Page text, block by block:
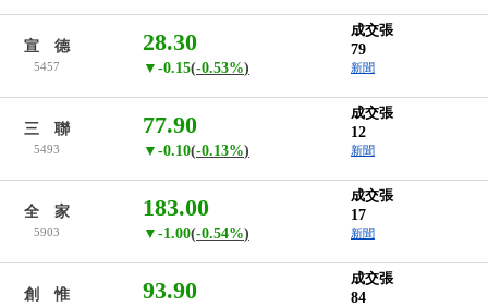
宣 德
5457
28.30
▼-0.15(-0.53%)
成交張
79
新聞
三 聯
5493
77.90
▼-0.10(-0.13%)
成交張
12
新聞
全 家
5903
183.00
▼-1.00(-0.54%)
成交張
17
新聞
創 惟 93.90 成交張
84